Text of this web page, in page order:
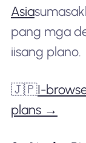
Asia
pang mga
iisang plano.
🇯🇵I-
plans →